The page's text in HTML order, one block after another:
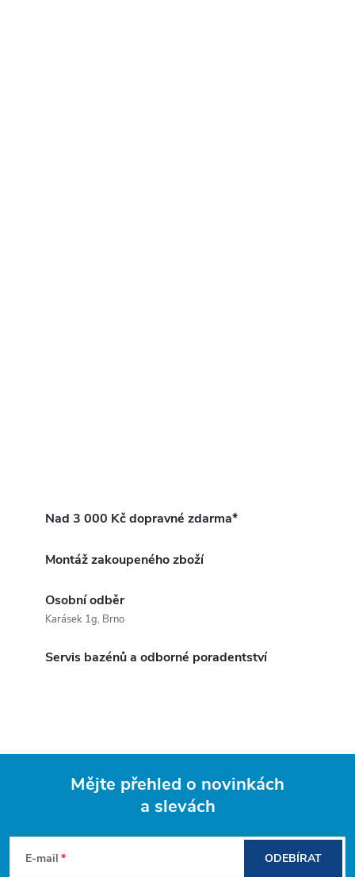
Nad 3 000 Kč dopravné zdarma*
Montáž zakoupeného zboží
Osobní odběr
Karásek 1g, Brno
Servis bazénů a odborné poradentství
Mějte přehled o novinkách
a slevách
E-mail ODEBÍRAT